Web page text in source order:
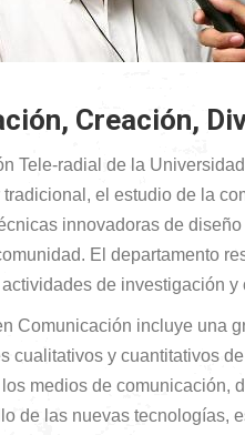
Creación,
Tele-radial de la
el estudio de la
innovadoras de
El departamento
de investigación
Comunicación incluye una
cualitativos y cuantitativos
medios de comunicación,
de las nuevas tecnologías,